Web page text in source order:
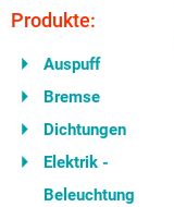
Produkte:
Auspuff
Bremse
Dichtungen
Elektrik -
Beleuchtung